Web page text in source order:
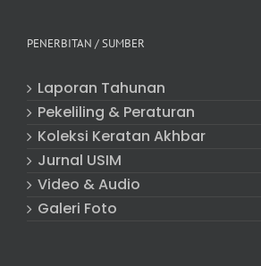
PENERBITAN / SUMBER
Laporan Tahunan
Pekeliling & Peraturan
Koleksi Keratan Akhbar
Jurnal USIM
Video & Audio
Galeri Foto